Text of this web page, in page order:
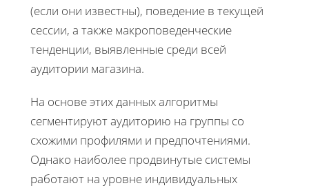
(если они известны), поведение в текущей
сессии, а также макроповеденческие
тенденции, выявленные среди всей
аудитории магазина.
На основе этих данных алгоритмы
сегментируют аудиторию на группы со
схожими профилями и предпочтениями.
Однако наиболее продвинутые системы
работают на уровне индивидуальных